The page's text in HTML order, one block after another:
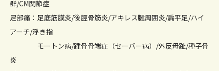
群/CM関節症
足部痛：足底筋膜炎/後脛骨筋炎/アキレス腱周囲炎/扁平足/ハイ
アーチ/浮き指
モートン病/踵骨骨端症（セーバー病）/外反母趾/種子骨
炎